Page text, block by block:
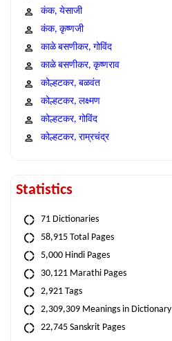
कंक, येसाजी
कंक, कृष्णजी
काळे बसणीकर, गोविंद
काळे बसणीकर, कृष्णराव
कोल्हटकर, बळवंत
कोल्हटकर, लक्ष्मण
कोल्हटकर, गोविंद
कोल्हटकर, राम्रचंद्र
Statistics
71 Dictionaries
58,915 Total Pages
5,000 Hindi Pages
30,121 Marathi Pages
2,921 Tags
2,309,309 Meanings in Dictionary
22,745 Sanskrit Pages